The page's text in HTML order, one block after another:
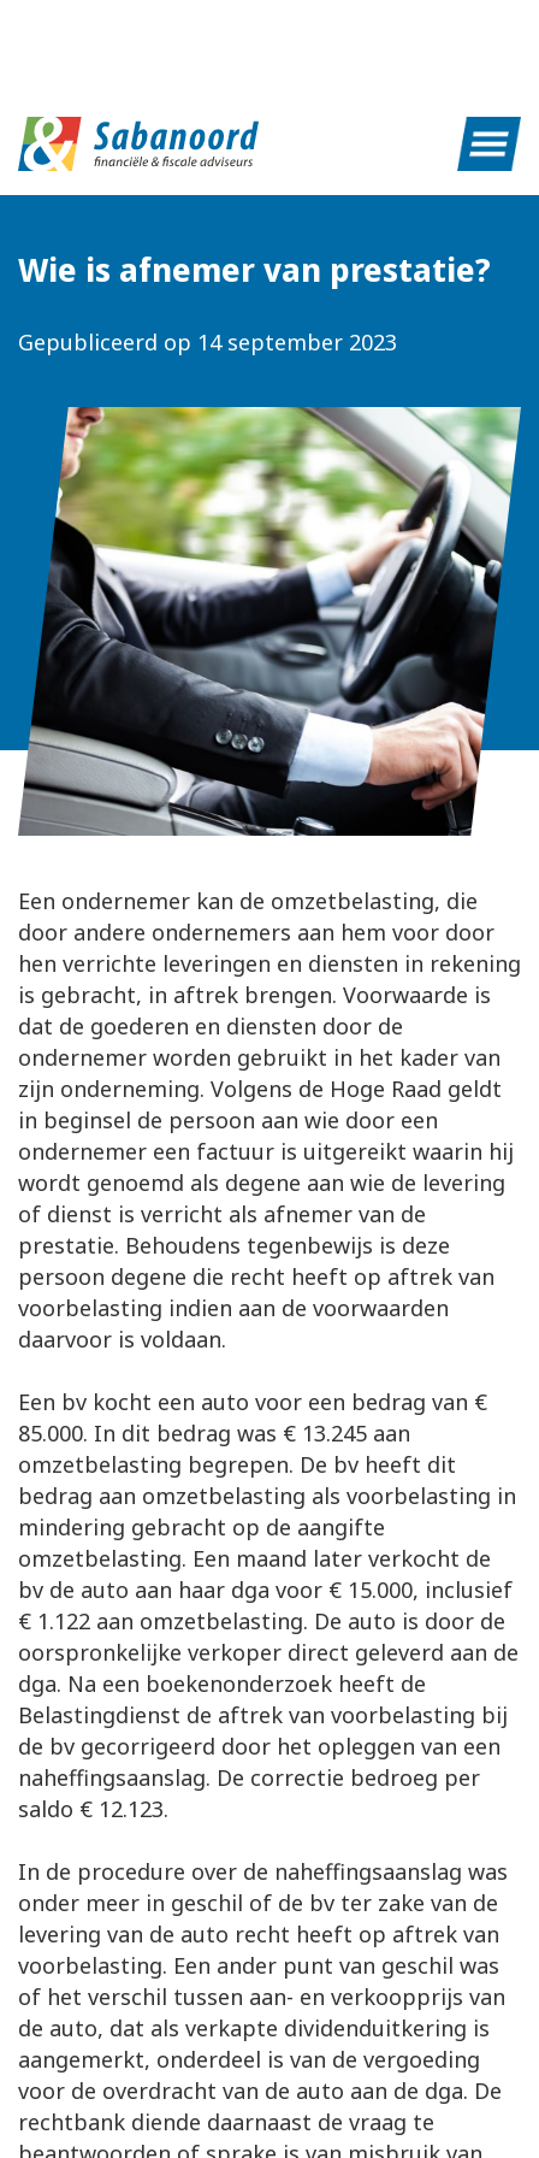
Wie is afnemer van prestatie?
Gepubliceerd op 14 september 2023
Een ondernemer kan de omzetbelasting, die
door andere ondernemers aan hem voor door
hen verrichte leveringen en diensten in rekening
is gebracht, in aftrek brengen. Voorwaarde is
dat de goederen en diensten door de
ondernemer worden gebruikt in het kader van
zijn onderneming. Volgens de Hoge Raad geldt
in beginsel de persoon aan wie door een
ondernemer een factuur is uitgereikt waarin hij
wordt genoemd als degene aan wie de levering
of dienst is verricht als afnemer van de
prestatie. Behoudens tegenbewijs is deze
persoon degene die recht heeft op aftrek van
voorbelasting indien aan de voorwaarden
daarvoor is voldaan.
Een bv kocht een auto voor een bedrag van €
85.000. In dit bedrag was € 13.245 aan
omzetbelasting begrepen. De bv heeft dit
bedrag aan omzetbelasting als voorbelasting in
mindering gebracht op de aangifte
omzetbelasting. Een maand later verkocht de
bv de auto aan haar dga voor € 15.000, inclusief
€ 1.122 aan omzetbelasting. De auto is door de
oorspronkelijke verkoper direct geleverd aan de
dga. Na een boekenonderzoek heeft de
Belastingdienst de aftrek van voorbelasting bij
de bv gecorrigeerd door het opleggen van een
naheffingsaanslag. De correctie bedroeg per
saldo € 12.123.
In de procedure over de naheffingsaanslag was
onder meer in geschil of de bv ter zake van de
levering van de auto recht heeft op aftrek van
voorbelasting. Een ander punt van geschil was
of het verschil tussen aan- en verkoopprijs van
de auto, dat als verkapte dividenduitkering is
aangemerkt, onderdeel is van de vergoeding
voor de overdracht van de auto aan de dga. De
rechtbank diende daarnaast de vraag te